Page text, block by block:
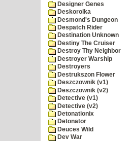
Designer Genes
Deskorolka
Desmond's Dungeon
Despatch Rider
Destination Unknown
Destiny The Cruiser
Destroy Thy Neighbor
Destroyer Warship
Destroyers
Destrukszon Flower
Deszczownik (v1)
Deszczownik (v2)
Detective (v1)
Detective (v2)
Detonationix
Detonator
Deuces Wild
Dev War